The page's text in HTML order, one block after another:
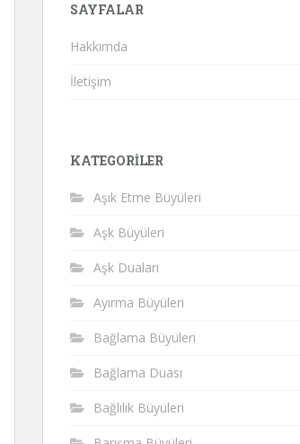
SAYFALAR
Hakkımda
İletişim
KATEGORILER
Aşık Etme Büyüleri
Aşk Büyüleri
Aşk Duaları
Ayırma Büyüleri
Bağlama Büyüleri
Bağlama Duası
Bağlılık Büyüleri